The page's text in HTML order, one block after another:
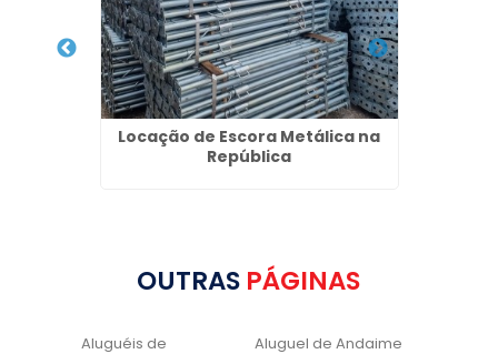
Locação de Escora Metálica na
República
OUTRAS PÁGINAS
Aluguéis de
Aluguel de Andaime